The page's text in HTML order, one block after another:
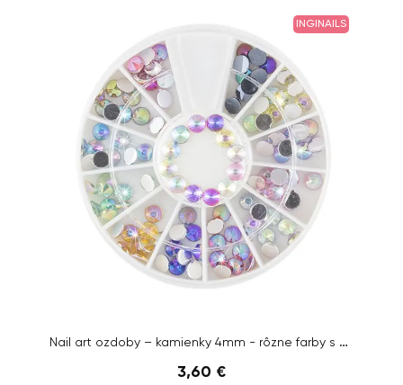
INGINAILS
Nail art ozdoby – kamienky 4mm - rôzne farby s AB efektom
3,60 €